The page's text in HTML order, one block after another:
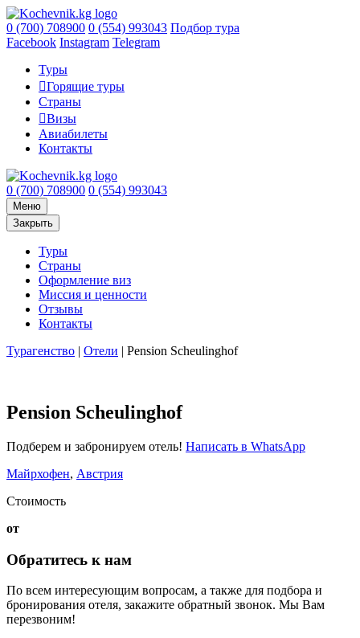
0 (700) 708900 0 (554) 993043 Подбор тура
Facebook Instagram Telegram
Туры
Горящие туры
Страны
Визы
Авиабилеты
Контакты
0 (700) 708900 0 (554) 993043
Меню
Закрыть
Туры
Страны
Оформление виз
Миссия и ценности
Отзывы
Контакты
Турагенство | Отели | Pension Scheulinghof
Pension Scheulinghof
Подберем и забронируем отель! Написать в WhatsApp
Майрхофен, Австрия
Стоимость
от
Обратитесь к нам
По всем интересующим вопросам, а также для подбора и
бронирования отеля, закажите обратный звонок. Мы Вам
перезвоним!